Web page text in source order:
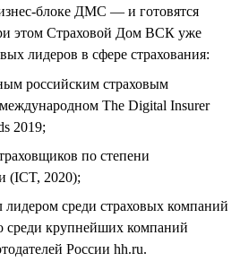
блоке ДМС — и готовятся
этом Страховой Дом ВСК уже
лидеров в сфере страхования:
российским страховым
The Digital Insurer
2019;
по степени
(ICT, 2020);
лидером среди страховых компаний
среди крупнейших компаний
России hh.ru.